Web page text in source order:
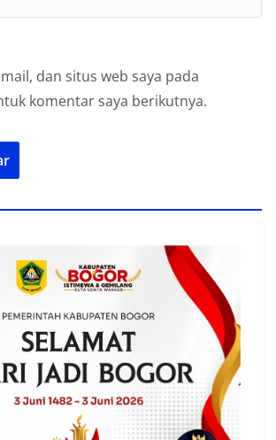
dan situs web saya pada
komentar saya berikutnya.